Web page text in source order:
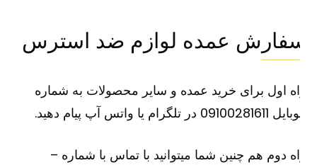
عمده لوازم ضد استرس
اول برای خرید عمده و سایر محصولات به شماره
در تلگرام یا واتس آپ پیام دهید.
دوم هم چنین شما میتوانید با تماس با شماره –